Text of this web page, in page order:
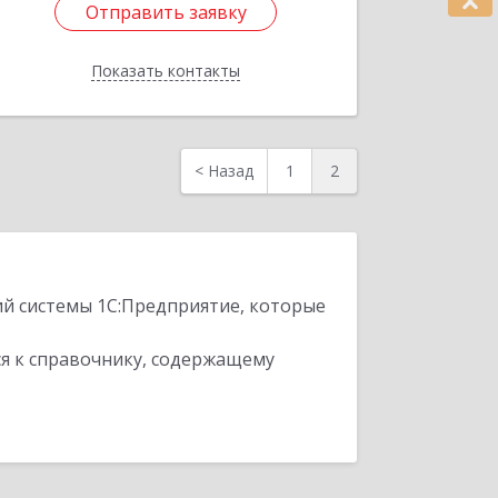
Отправить заявку
Показать контакты
Назад
< Назад 1 2
системы 1С:Предприятие, которые
к справочнику, содержащему